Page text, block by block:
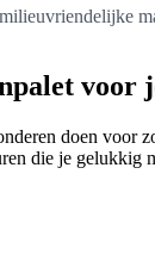
voor
doen voor
die je gelukkig